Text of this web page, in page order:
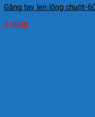
Găng tay len lông chuột-
3.000₫